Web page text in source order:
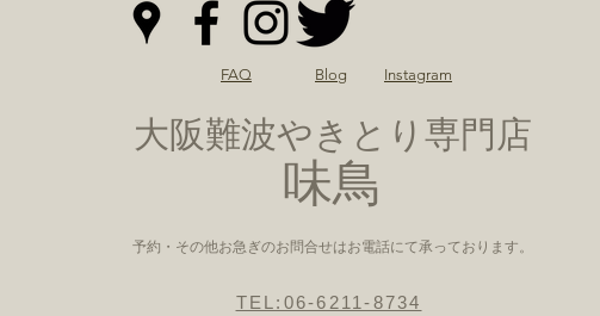
FAQ Blog Instagram
大阪難波やきとり専門店
​味鳥
予約・その他お急ぎのお問合せはお電話にて承っております。
TEL:06-6211-8734